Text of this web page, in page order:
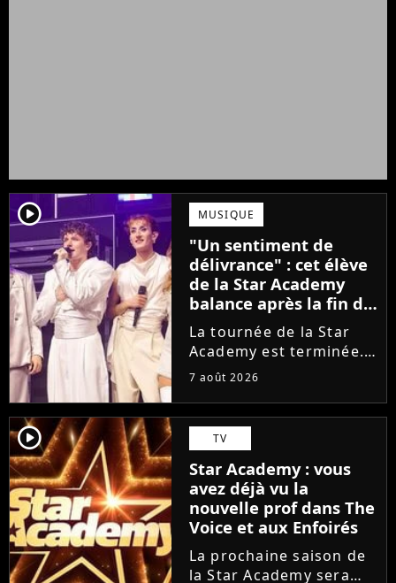
player2 MUSIQUE
"Un sentiment de
délivrance" : cet élève
de la Star Academy
balance après la fin de
la tournée
La tournée de la Star
Academy est terminée.
L'occasion pour les
projets solos. En
parallèle, cet élève sort
du silence et se dit
soulagé de ne plus être
sur...
7 août 2026
player2 TV
Star Academy : vous
avez déjà vu la
nouvelle prof dans The
Voice et aux Enfoirés
La prochaine saison de
la Star Academy sera